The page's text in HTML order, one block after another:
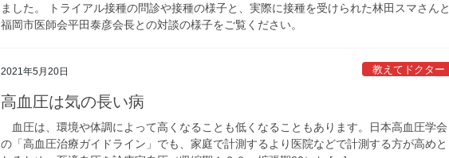
ました。 トライアル接種の問診や接種の様子と、実際に接種を受けられた林田スマさんと
福岡市医師会平田泰彦会長との対談の様子をご覧ください。
2021年5月20日 教えてドクター
高血圧は気の長い病
血圧は、環境や体調によって高くなることも低くなることもあります。日本高血圧学会
の「高血圧治療ガイドライン」でも、家庭で計測するより医院などで計測する方が高めと